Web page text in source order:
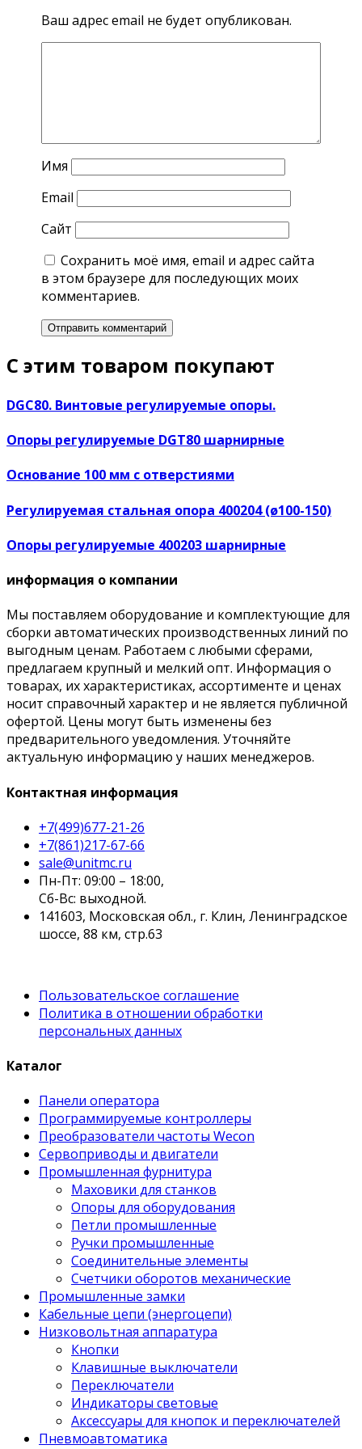
Ваш адрес email не будет опубликован.
Имя
Email
Сайт
Сохранить моё имя, email и адрес сайта
в этом браузере для последующих моих
комментариев.
С этим товаром покупают
DGC80. Винтовые регулируемые опоры.
Опоры регулируемые DGT80 шарнирные
Основание 100 мм с отверстиями
Регулируемая стальная опора 400204 (ø100-150)
Опоры регулируемые 400203 шарнирные
информация о компании
Мы поставляем оборудование и комплектующие для
сборки автоматических производственных линий по
выгодным ценам. Работаем с любыми сферами,
предлагаем крупный и мелкий опт. Информация о
товарах, их характеристиках, ассортименте и ценах
носит справочный характер и не является публичной
офертой. Цены могут быть изменены без
предварительного уведомления. Уточняйте
актуальную информацию у наших менеджеров.
Контактная информация
+7(499)677-21-26
+7(861)217-67-66
sale@unitmc.ru
Пн-Пт: 09:00 – 18:00,
Сб-Вс: выходной.
141603, Московская обл., г. Клин, Ленинградское
шоссе, 88 км, стр.63
Пользовательское соглашение
Политика в отношении обработки
персональных данных
Каталог
Панели оператора
Программируемые контроллеры
Преобразователи частоты Wecon
Сервоприводы и двигатели
Промышленная фурнитура
Маховики для станков
Опоры для оборудования
Петли промышленные
Ручки промышленные
Соединительные элементы
Счетчики оборотов механические
Промышленные замки
Кабельные цепи (энергоцепи)
Низковольтная аппаратура
Кнопки
Клавишные выключатели
Переключатели
Индикаторы световые
Аксессуары для кнопок и переключателей
Пневмоавтоматика